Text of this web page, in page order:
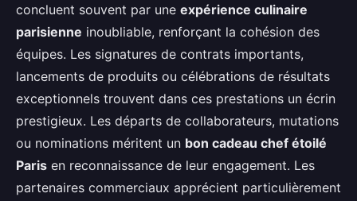
concluent souvent par une expérience culinaire
parisienne inoubliable, renforçant la cohésion des
équipes. Les signatures de contrats importants,
lancements de produits ou célébrations de résultats
exceptionnels trouvent dans ces prestations un écrin
prestigieux. Les départs de collaborateurs, mutations
ou nominations méritent un bon cadeau chef étoilé
Paris en reconnaissance de leur engagement. Les
partenaires commerciaux apprécient particulièrement